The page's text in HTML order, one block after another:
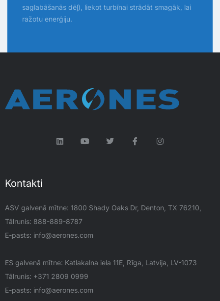
saglabāšanās dēļ), liekot turbīnai strādāt smagāk, lai
ražotu enerģiju.
Kontakti
ASV galvenā mītne: 1800 Shady Oaks Dr, Denton, TX 76210,
Tālrunis: 888-889-8787
E-pasts: info@aerones.com
ES galvenā mītne: Katlakalna iela 11E, Rīga, Latvija, LV-1073
Tālrunis: +371 2809 0999
E-pasts: info@aerones.com